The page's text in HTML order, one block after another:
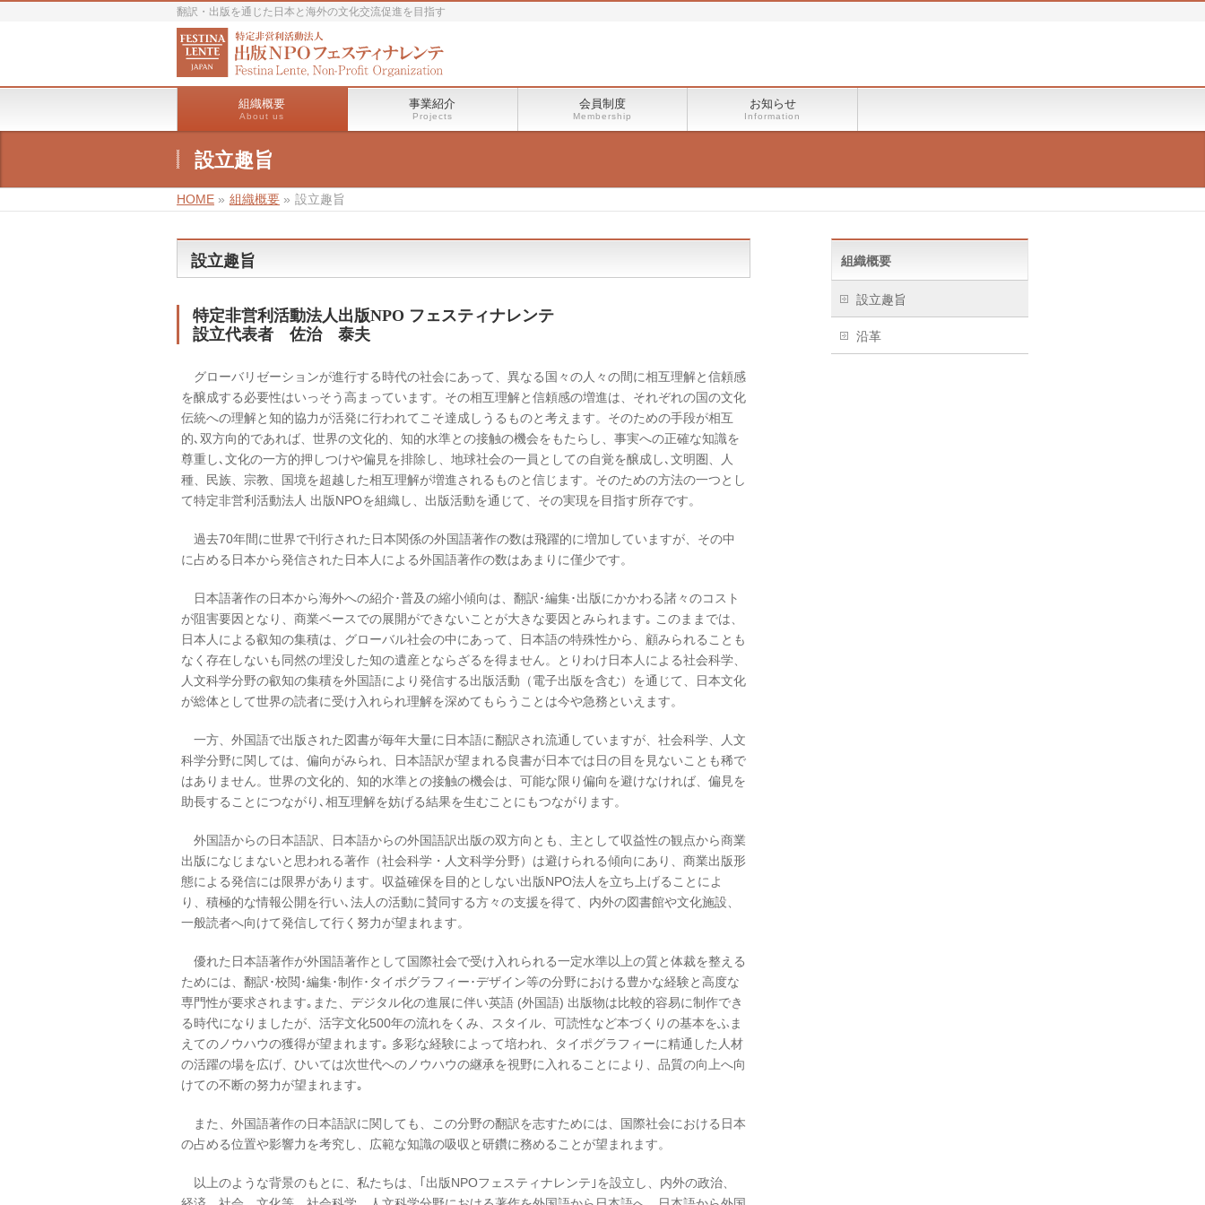
翻訳・出版を通じた日本と海外の文化交流促進を目指す
組織概要
About us
事業紹介
Projects
会員制度
Membership
お知らせ
Information
設立趣旨
HOME » 組織概要 » 設立趣旨
設立趣旨
特定非営利活動法人出版NPO フェスティナレンテ
設立代表者 佐治 泰夫
グローバリゼーションが進行する時代の社会にあって、異なる国々の人々の間に相互理解と信頼感
を醸成する必要性はいっそう高まっています。その相互理解と信頼感の増進は、それぞれの国の文化
伝統への理解と知的協力が活発に行われてこそ達成しうるものと考えます。そのための手段が相互
的､双方向的であれば、世界の文化的、知的水準との接触の機会をもたらし、事実への正確な知識を
尊重し､文化の一方的押しつけや偏見を排除し、地球社会の一員としての自覚を醸成し､文明圏、人
種、民族、宗教、国境を超越した相互理解が増進されるものと信じます。そのための方法の一つとし
て特定非営利活動法人 出版NPOを組織し、出版活動を通じて、その実現を目指す所存です。
過去70年間に世界で刊行された日本関係の外国語著作の数は飛躍的に増加していますが、その中
に占める日本から発信された日本人による外国語著作の数はあまりに僅少です。
日本語著作の日本から海外への紹介･普及の縮小傾向は、翻訳･編集･出版にかかわる諸々のコスト
が阻害要因となり、商業ベースでの展開ができないことが大きな要因とみられます｡ このままでは、
日本人による叡知の集積は、グローバル社会の中にあって、日本語の特殊性から、顧みられることも
なく存在しないも同然の埋没した知の遺産とならざるを得ません。とりわけ日本人による社会科学、
人文科学分野の叡知の集積を外国語により発信する出版活動（電子出版を含む）を通じて、日本文化
が総体として世界の読者に受け入れられ理解を深めてもらうことは今や急務といえます。
一方、外国語で出版された図書が毎年大量に日本語に翻訳され流通していますが、社会科学、人文
科学分野に関しては、偏向がみられ、日本語訳が望まれる良書が日本では日の目を見ないことも稀で
はありません。世界の文化的、知的水準との接触の機会は、可能な限り偏向を避けなければ、偏見を
助長することにつながり､相互理解を妨げる結果を生むことにもつながります。
外国語からの日本語訳、日本語からの外国語訳出版の双方向とも、主として収益性の観点から商業
出版になじまないと思われる著作（社会科学・人文科学分野）は避けられる傾向にあり、商業出版形
態による発信には限界があります。収益確保を目的としない出版NPO法人を立ち上げることによ
り、積極的な情報公開を行い､法人の活動に賛同する方々の支援を得て、内外の図書館や文化施設、
一般読者へ向けて発信して行く努力が望まれます。
優れた日本語著作が外国語著作として国際社会で受け入れられる一定水準以上の質と体裁を整える
ためには、翻訳･校閲･編集･制作･タイポグラフィー･デザイン等の分野における豊かな経験と高度な
専門性が要求されます｡また、デジタル化の進展に伴い英語 (外国語) 出版物は比較的容易に制作でき
る時代になりましたが、活字文化500年の流れをくみ、スタイル、可読性など本づくりの基本をふま
えてのノウハウの獲得が望まれます｡ 多彩な経験によって培われ、タイポグラフィーに精通した人材
の活躍の場を広げ、ひいては次世代へのノウハウの継承を視野に入れることにより、品質の向上へ向
けての不断の努力が望まれます｡
また、外国語著作の日本語訳に関しても、この分野の翻訳を志すためには、国際社会における日本
の占める位置や影響力を考究し、広範な知識の吸収と研鑽に務めることが望まれます。
以上のような背景のもとに、私たちは、｢出版NPOフェスティナレンテ｣を設立し、内外の政治、
組織概要
設立趣旨
沿革